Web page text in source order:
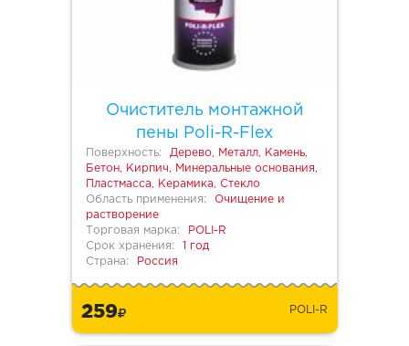
Очиститель монтажной
пены Poli-R-Flex
Поверхность:
Дерево, Металл, Камень,
Бетон, Кирпич, Минеральные основания,
Пластмасса, Керамика, Стекло
Область применения:
Очищение и
растворение
Торговая марка:
POLI-R
Срок хранения:
1 год
Страна:
Россия
259 POLI-R